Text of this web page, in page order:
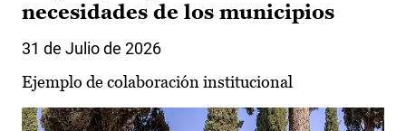
necesidades de los municipios
31 de Julio de 2026
Ejemplo de colaboración institucional